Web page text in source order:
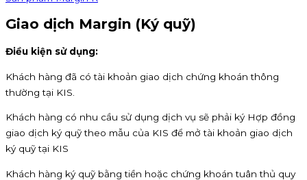
Giao dịch Margin (Ký quỹ)
Điều kiện sử dụng:
Khách hàng đã có tài khoản giao dịch chứng khoán thông
thường tại KIS.
Khách hàng có nhu cầu sử dụng dịch vụ sẽ phải ký Hợp đồng
giao dịch ký quỹ theo mẫu của KIS để mở tài khoản giao dịch
ký quỹ tại KIS
Khách hàng ký quỹ bằng tiền hoặc chứng khoán tuân thủ quy